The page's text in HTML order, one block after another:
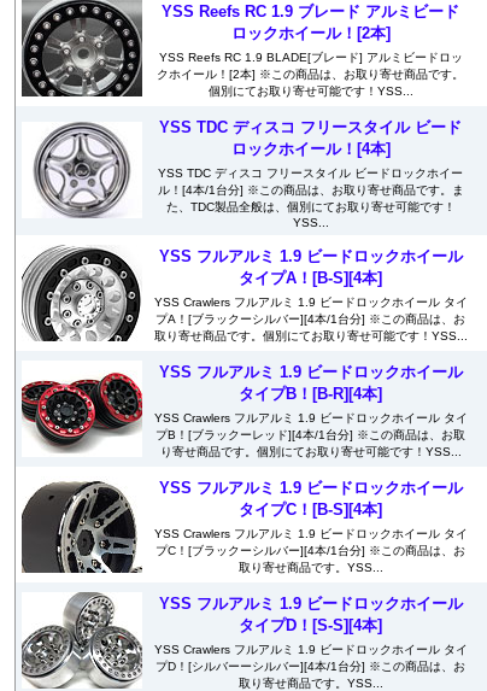
YSS Reefs RC 1.9 ブレード アルミビード
ロックホイール！[2本]
YSS Reefs RC 1.9 BLADE[ブレード] アルミビードロッ
クホイール！[2本] ※この商品は、お取り寄せ商品です。
個別にてお取り寄せ可能です！YSS...
YSS TDC ディスコ フリースタイル ビード
ロックホイール！[4本]
YSS TDC ディスコ フリースタイル ビードロックホイー
ル！[4本/1台分] ※この商品は、お取り寄せ商品です。ま
た、TDC製品全般は、個別にてお取り寄せ可能です！
YSS...
YSS フルアルミ 1.9 ビードロックホイール
タイプA！[B-S][4本]
YSS Crawlers フルアルミ 1.9 ビードロックホイール タイ
プA！[ブラックーシルバー][4本/1台分] ※この商品は、お
取り寄せ商品です。個別にてお取り寄せ可能です！YSS...
YSS フルアルミ 1.9 ビードロックホイール
タイプB！[B-R][4本]
YSS Crawlers フルアルミ 1.9 ビードロックホイール タイ
プB！[ブラックーレッド][4本/1台分] ※この商品は、お取
り寄せ商品です。個別にてお取り寄せ可能です！YSS...
YSS フルアルミ 1.9 ビードロックホイール
タイプC！[B-S][4本]
YSS Crawlers フルアルミ 1.9 ビードロックホイール タイ
プC！[ブラックーシルバー][4本/1台分] ※この商品は、お
取り寄せ商品です。YSS...
YSS フルアルミ 1.9 ビードロックホイール
タイプD！[S-S][4本]
YSS Crawlers フルアルミ 1.9 ビードロックホイール タイ
プD！[シルバーーシルバー][4本/1台分] ※この商品は、お
取り寄せ商品です。YSS...